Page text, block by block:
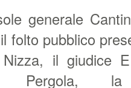
generale
folto pubblico
il giudice
Pergola,